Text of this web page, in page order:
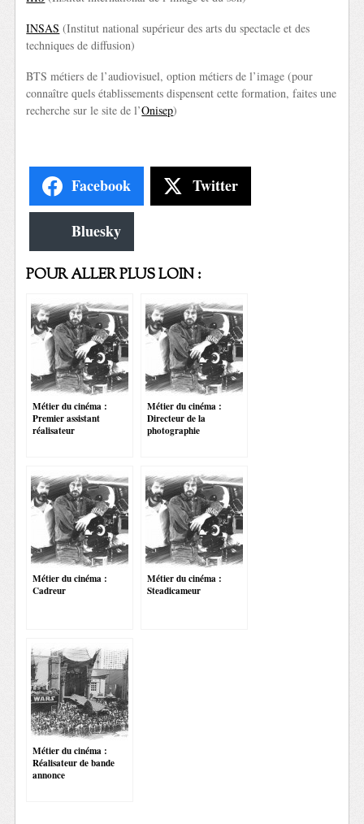
INSAS (Institut national supérieur des arts du spectacle et des
techniques de diffusion)
BTS métiers de l’audiovisuel, option métiers de l’image (pour
connaître quels établissements dispensent cette formation, faites une
recherche sur le site de l’Onisep)
Facebook Twitter
Bluesky
POUR ALLER PLUS LOIN :
Métier du cinéma :
Premier assistant
réalisateur
Métier du cinéma :
Directeur de la
photographie
Métier du cinéma :
Cadreur
Métier du cinéma :
Steadicameur
Métier du cinéma :
Réalisateur de bande
annonce